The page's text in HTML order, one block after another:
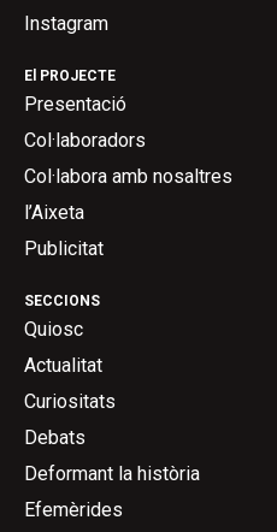
SECCIONS
Quiosc
Actualitat
Curiositats
Debats
Deformant la història
Efemèrides
El PROJECTE
Presentació
Col·laboradors
Col·labora amb nosaltres
l’Aixeta
Publicitat
Instagram